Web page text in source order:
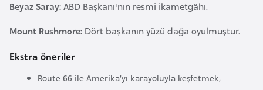
Beyaz Saray:ABD Başkanı'nın resmi ikametgâhı.
Mount Rushmore: Dört başkanın yüzü dağa oyulmuştur.
Ekstra öneriler
Route 66 ile Amerika’yı karayoluyla keşfetmek,
o
s